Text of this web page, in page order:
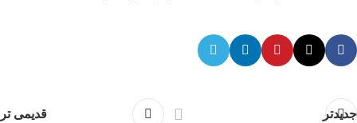
جدیدتر قدیمی تر